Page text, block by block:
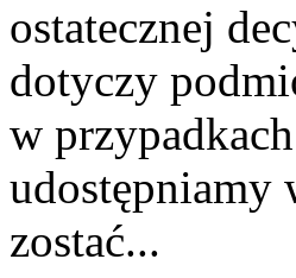
ostatecznej
dotyczy
w
udostępniamy
zostać...